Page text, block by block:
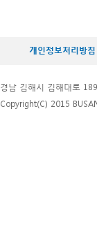
개인정보처리방침
경남 김해시 김해대로
Copyright(C) 2015